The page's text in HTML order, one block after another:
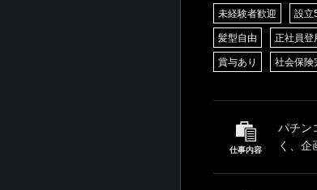
未経験者歓迎 設立
髪型自由 正社員登
賞与あり 社会保険
仕事内容
パチン
く、企